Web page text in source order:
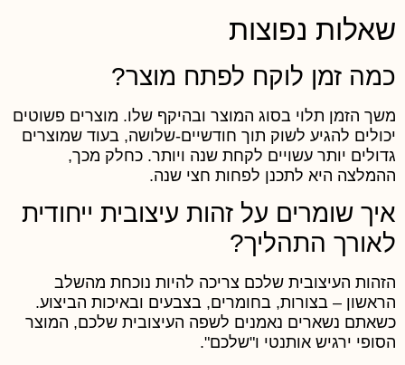
נפוצות
זמן לוקח לפתח מוצר?
הזמן תלוי בסוג המוצר ובהיקף שלו. מוצרים פשוטים
להגיע לשוק תוך חודשיים-שלושה, בעוד שמוצרים
יותר עשויים לקחת שנה ויותר. כחלק מכך,
היא לתכנן לפחות חצי שנה.
שומרים על זהות עיצובית ייחודית
התהליך?
העיצובית שלכם צריכה להיות נוכחת מהשלב
– בצורות, בחומרים, בצבעים ובאיכות הביצוע.
נשארים נאמנים לשפה העיצובית שלכם, המוצר
ירגיש אותנטי ו"שלכם".